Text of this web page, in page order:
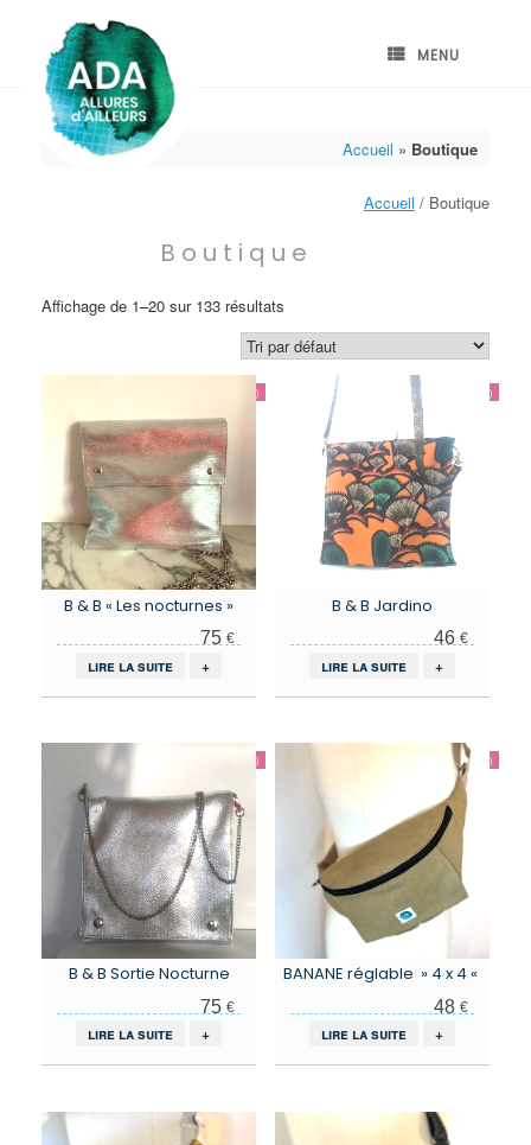
content
MENU
Accueil » Boutique
Accueil / Boutique
Boutique
Affichage de 1–20 sur 133 résultats
B & B « Les nocturnes »
75€
lire la suite +
B & B Jardino
46 €
lire la suite +
B & B Sortie Nocturne
75€
lire la suite +
BANANE réglable » 4 x 4 «
48 €
lire la suite +